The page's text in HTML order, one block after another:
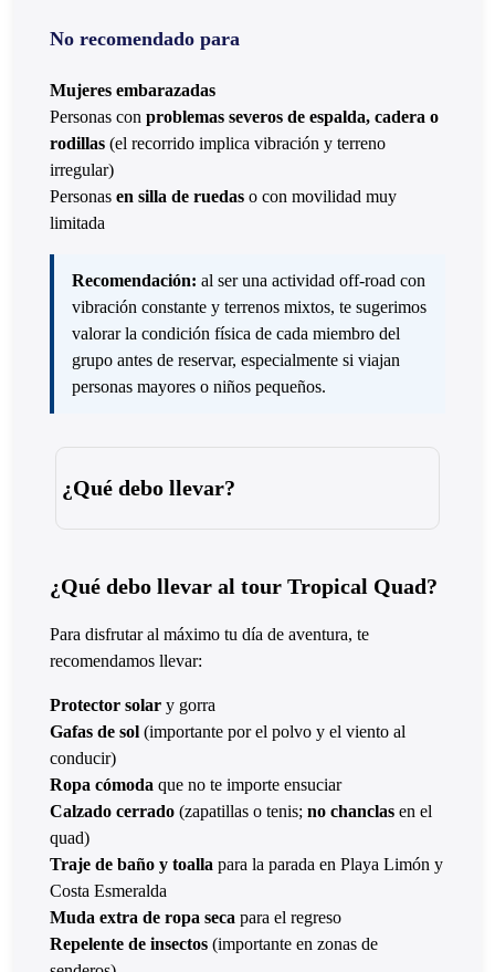
No recomendado para
Mujeres embarazadas
Personas con problemas severos de espalda, cadera o
rodillas (el recorrido implica vibración y terreno
irregular)
Personas en silla de ruedas o con movilidad muy
limitada
Recomendación: al ser una actividad off-road con
vibración constante y terrenos mixtos, te sugerimos
valorar la condición física de cada miembro del
grupo antes de reservar, especialmente si viajan
personas mayores o niños pequeños.
¿Qué debo llevar?
¿Qué debo llevar al tour Tropical Quad?
Para disfrutar al máximo tu día de aventura, te
recomendamos llevar:
Protector solar y gorra
Gafas de sol (importante por el polvo y el viento al
conducir)
Ropa cómoda que no te importe ensuciar
Calzado cerrado (zapatillas o tenis; no chanclas en el
quad)
Traje de baño y toalla para la parada en Playa Limón y
Costa Esmeralda
Muda extra de ropa seca para el regreso
Repelente de insectos (importante en zonas de